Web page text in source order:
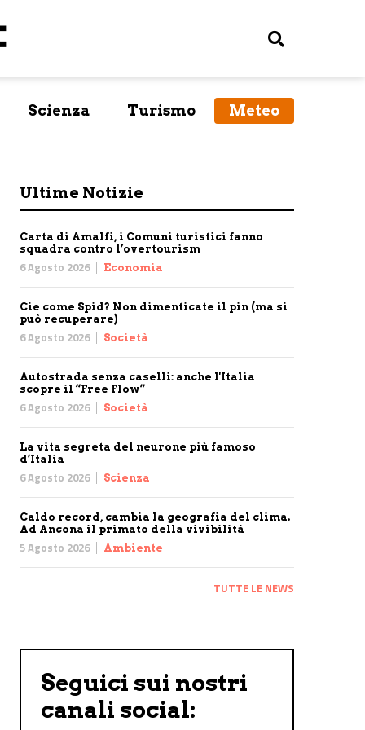
Scienza Turismo Meteo
Ultime Notizie
Carta di Amalfi, i Comuni turistici fanno
squadra contro l’overtourism
6 Agosto 2026 Economia
Cie come Spid? Non dimenticate il pin (ma si
può recuperare)
6 Agosto 2026 Società
Autostrada senza caselli: anche l'Italia
scopre il “Free Flow”
6 Agosto 2026 Società
La vita segreta del neurone più famoso
d’Italia
6 Agosto 2026 Scienza
Caldo record, cambia la geografia del clima.
Ad Ancona il primato della vivibilità
5 Agosto 2026 Ambiente
TUTTE LE NEWS
Seguici sui nostri
canali social: